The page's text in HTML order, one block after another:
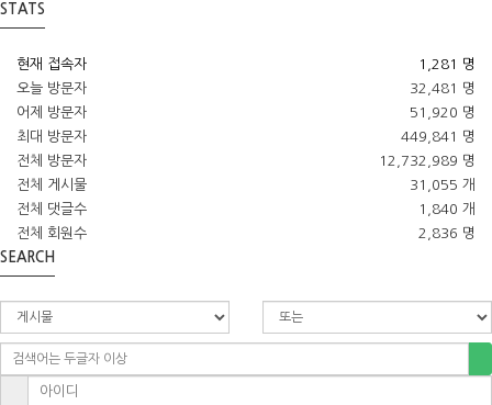
STATS
1,281 명
현재 접속자
32,481 명
오늘 방문자
51,920 명
어제 방문자
449,841 명
최대 방문자
12,732,989 명
전체 방문자
31,055 개
전체 게시물
1,840 개
전체 댓글수
2,836 명
전체 회원수
SEARCH